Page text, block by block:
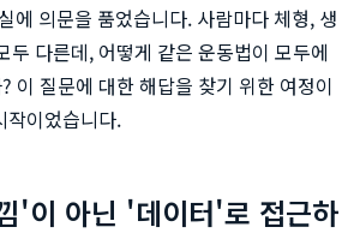
에 의문을 품었습니다. 사람마다 체형, 생
두 다른데, 어떻게 같은 운동법이 모두에
이 질문에 대한 해답을 찾기 위한 여정이
이었습니다.
'이 아닌 '데이터'로 접근하